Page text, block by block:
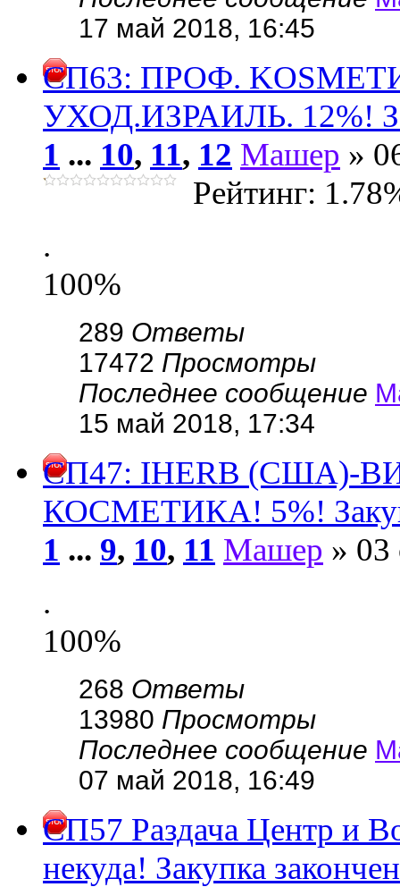
17 май 2018, 16:45
СП63: ПРОФ.
УХОД.ИЗРАИЛЬ. 12%!
1 ... 10, 11, 12 Машер »
Рейтинг:
.
100%
289 Ответы
17472 Просмотры
Последнее сообщение
15 май 2018, 17:34
СП47: IHERB (США)-
КОСМЕТИКА! 5%!
1 ... 9, 10, 11 Машер » 03
.
100%
268 Ответы
13980 Просмотры
Последнее сообщение
07 май 2018, 16:49
СП57 Раздача Центр и
некуда! Закупка